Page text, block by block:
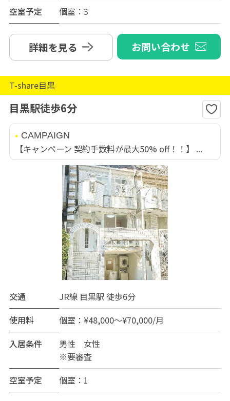
空室予定
個室：3
詳細を見る お問い合わせ
T-share目黒
目黒駅徒歩6分
CAMPAIGN
【キャンペーン 契約手数料が最大50% off！！】 ...
交通
JR線 目黒駅 徒歩6分
使用料
個室：¥48,000～¥70,000/月
入居条件
男性 女性
※要審査
空室予定
個室：1